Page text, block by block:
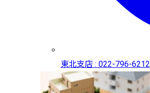
東北支店 : 022-796-6212